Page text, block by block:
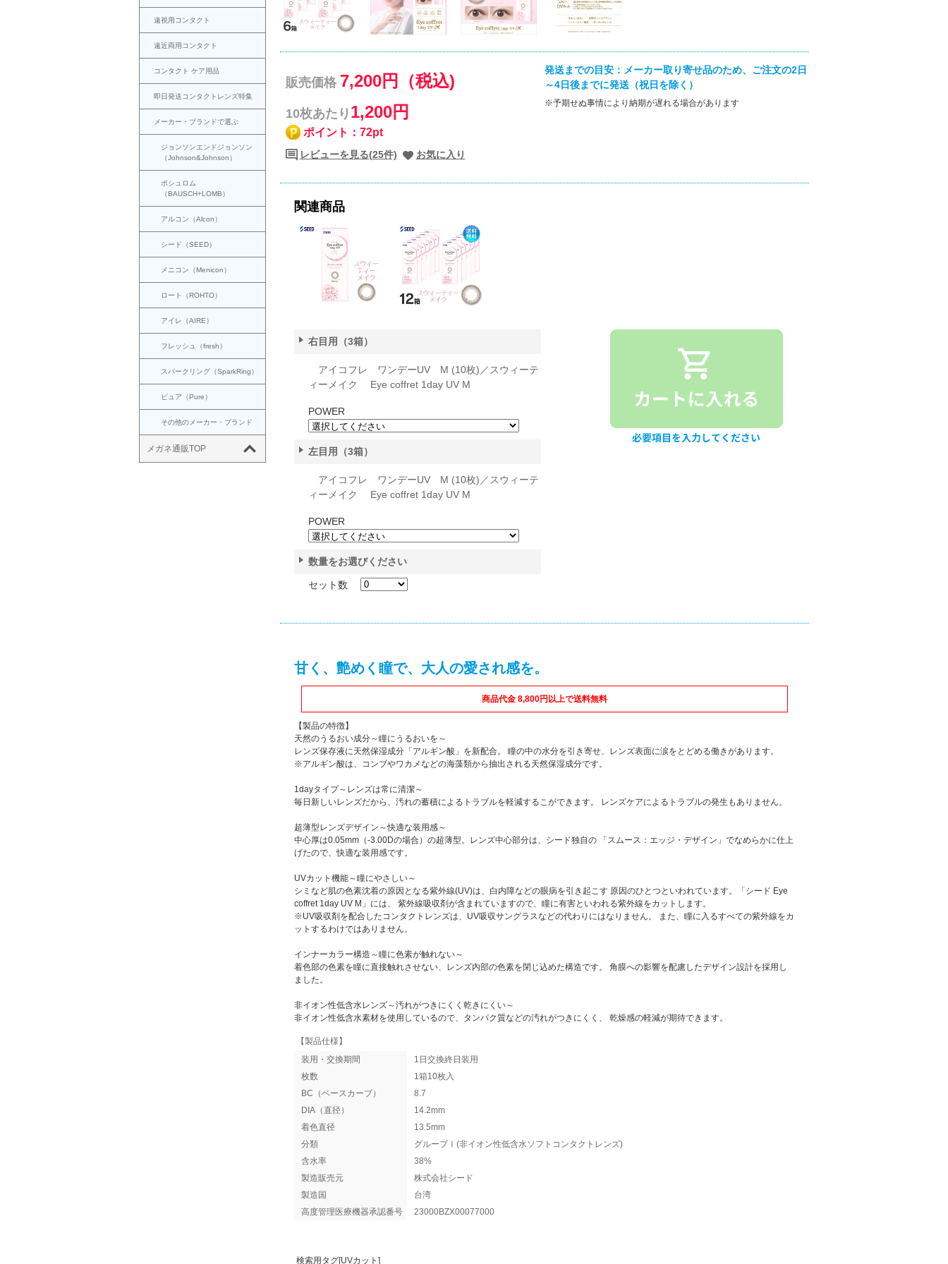
遠視用コンタクト
遠近両用コンタクト
コンタクト ケア用品
即日発送コンタクトレンズ特集
メーカー・ブランドで選ぶ
ジョンソンエンドジョンソン
（Johnson&Johnson）
ボシュロム
（BAUSCH+LOMB）
アルコン（Alcon）
シード（SEED）
メニコン（Menicon）
ロート（ROHTO）
アイレ（AIRE）
フレッシュ（fresh）
スパークリング（SparkRing）
ピュア（Pure）
その他のメーカー・ブランド
メガネ通販TOP
販売価格 7,200円（税込)
10枚あたり 1,200円
ポイント：72pt
レビューを見る(25件) お気に入り
発送までの目安：メーカー取り寄せ品のため、ご注文の2日
～4日後までに発送（祝日を除く）
※予期せぬ事情により納期が遅れる場合があります
関連商品
右目用（3箱）
アイコフレ ワンデーUV M (10枚)／スウィーテ
ィーメイク Eye coffret 1day UV M
POWER
左目用（3箱）
アイコフレ ワンデーUV M (10枚)／スウィーテ
ィーメイク Eye coffret 1day UV M
POWER
数量をお選びください
セット数
甘く、艶めく瞳で、大人の愛され感を。
商品代金 8,800円以上で送料無料
【製品の特徴】
天然のうるおい成分～瞳にうるおいを～
レンズ保存液に天然保湿成分「アルギン酸」を新配合。 瞳の中の水分を引き寄せ、レンズ表面に涙をとどめる働きがあります。
※アルギン酸は、コンブやワカメなどの海藻類から抽出される天然保湿成分です。
1dayタイプ～レンズは常に清潔～
毎日新しいレンズだから、汚れの蓄積によるトラブルを軽減するこができます。 レンズケアによるトラブルの発生もありません。
超薄型レンズデザイン～快適な装用感～
中心厚は0.05mm（-3.00Dの場合）の超薄型。レンズ中心部分は、シード独自の 「スムース：エッジ・デザイン」でなめらかに仕上
げたので、快適な装用感です。
UVカット機能～瞳にやさしい～
シミなど肌の色素沈着の原因となる紫外線(UV)は、白内障などの眼病を引き起こす 原因のひとつといわれています。「シード Eye
coffret 1day UV M」には、 紫外線吸収剤が含まれていますので、瞳に有害といわれる紫外線をカットします。
※UV吸収剤を配合したコンタクトレンズは、UV吸収サングラスなどの代わりにはなりません。 また、瞳に入るすべての紫外線をカ
ットするわけではありません。
インナーカラー構造～瞳に色素が触れない～
着色部の色素を瞳に直接触れさせない、レンズ内部の色素を閉じ込めた構造です。 角膜への影響を配慮したデザイン設計を採用し
ました。
非イオン性低含水レンズ～汚れがつきにくく乾きにくい～
非イオン性低含水素材を使用しているので、タンパク質などの汚れがつきにくく、 乾燥感の軽減が期待できます。
【製品仕様】
装用・交換期間
1日交換終日装用
枚数
1箱10枚入
BC（ベースカーブ）
8.7
DIA（直径）
14.2mm
着色直径
13.5mm
分類
グループⅠ(非イオン性低含水ソフトコンタクトレンズ)
含水率
38%
製造販売元
株式会社シード
製造国
台湾
高度管理医療機器承認番号
23000BZX00077000
検索用タグ[UVカット]